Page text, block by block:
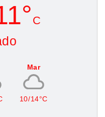
C
Mar
10/14°C